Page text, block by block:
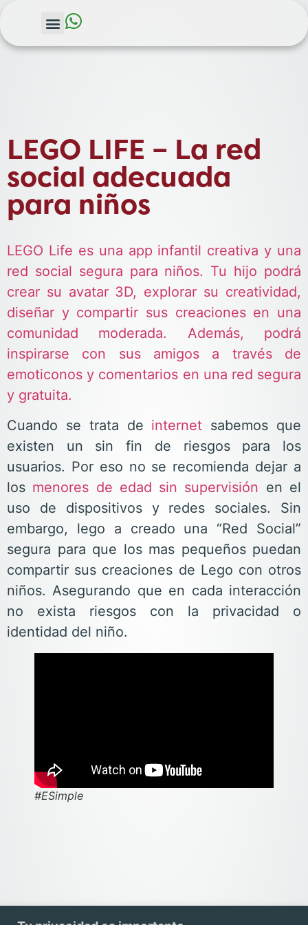
LEGO LIFE – La red
social adecuada
para niños
LEGO Life es una app infantil creativa y una
red social segura para niños. Tu hijo podrá
crear su avatar 3D, explorar su creatividad,
diseñar y compartir sus creaciones en una
comunidad moderada. Además, podrá
inspirarse con sus amigos a través de
emoticonos y comentarios en una red segura
y gratuita.
Cuando se trata de internet sabemos que
existen un sin fin de riesgos para los
usuarios. Por eso no se recomienda dejar a
los menores de edad sin supervisión en el
uso de dispositivos y redes sociales. Sin
embargo, lego a creado una “Red Social”
segura para que los mas pequeños puedan
compartir sus creaciones de Lego con otros
niños. Asegurando que en cada interacción
no exista riesgos con la privacidad o
identidad del niño.
#ESimple